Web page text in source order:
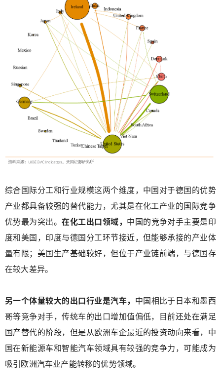
综合国际分工和行业规模这两个维度，中国对于德国的优势
产业都具备较强的替代能力，尤其是在化工产业的国际竞争
优势最为突出。在化工出口领域， 中国的竞争对手主要是印
度和美国，印度与德国分工环节接近，但能够承接的产业体
量有限；美国生产基础较好，但位于产业链前端，与德国存
在较大差异。
另一个体量较大的出口行业是汽车， 中国相比于日本和墨西
哥等竞争对手，传统车的出口增加值偏低，目前还处在满足
国产替代的阶段，但是从欧洲车企最近的投资动向来看，中
国在新能源车和智能汽车领域具有较强的竞争力，可能成为
吸引欧洲汽车业产能转移的优势领域。